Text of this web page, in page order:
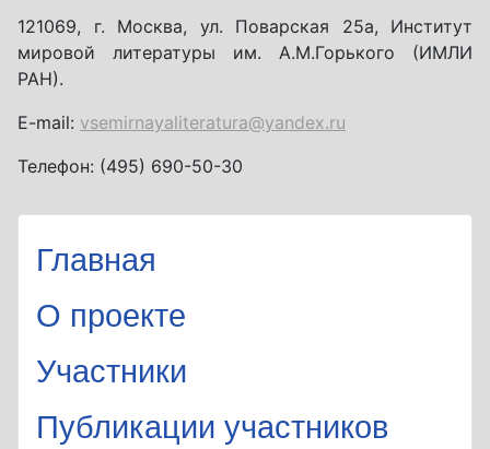
121069, г. Москва, ул. Поварская 25а, Институт
мировой литературы им. А.М.Горького (ИМЛИ
РАН).
E-mail: vsemirnayaliteratura@yandex.ru
Телефон: (495) 690-50-30
Главная
О проекте
Участники
Публикации участников